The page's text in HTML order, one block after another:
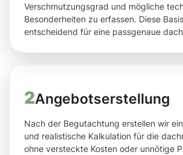
Verschmutzungsgrad und mögliche
Besonderheiten zu erfassen. Diese
entscheidend für eine passgenaue
2Angebotserstellung
Nach der Begutachtung erstellen wir
und realistische Kalkulation für die
ohne versteckte Kosten oder unnötige